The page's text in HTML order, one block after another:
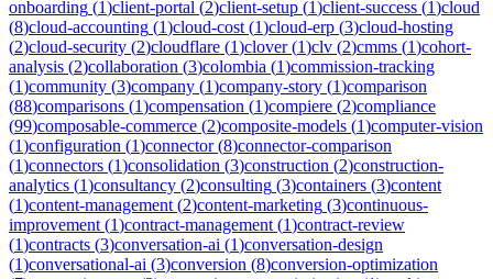
onboarding (1)client-portal (2)client-setup (1)client-success (1)cloud
(8)cloud-accounting (1)cloud-cost (1)cloud-erp (3)cloud-hosting
(2)cloud-security (2)cloudflare (1)clover(1)clv (2)cmms (1)cohort-
analysis (2)collaboration (3)colombia (1)commission-tracking
(1)community (3)company (1)company-story (1)comparison
(88)comparisons (1)compensation (1)compiere (2)compliance
(99)composable-commerce (2)composite-models (1)computer-vision
(1)configuration (1)connector(8)connector-comparison
(1)connectors (1)consolidation (3)construction (2)construction-
analytics (1)consultancy (2)consulting (3)containers (3)content
(1)content-management (2)content-marketing (3)continuous-
improvement (1)contract-management (1)contract-review
(1)contracts (3)conversation-ai (1)conversation-design
(1)conversational-ai (3)conversion (8)conversion-optimization